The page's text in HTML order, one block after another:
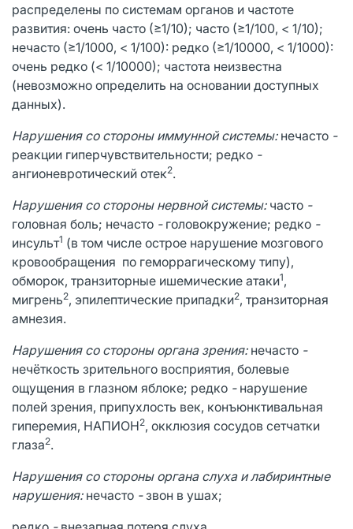
распределены по системам органов и частоте
развития: очень часто (≥1/10); часто (≥1/100, < 1/10);
нечасто (≥1/1000, < 1/100): редко (≥1/10000, < 1/1000):
очень редко (< 1/10000); частота неизвестна
(невозможно определить на основании доступных
данных).
Нарушения со стороны иммунной системы: нечасто -
реакции гиперчувствительности; редко -
ангионевротический отек2.
Нарушения со стороны нервной системы: часто -
головная боль; нечасто - головокружение; редко -
инсульт1 (в том числе острое нарушение мозгового
кровообращения по геморрагическому типу),
обморок, транзиторные ишемические атаки1,
мигрень2, эпилептические припадки2, транзиторная
амнезия.
Нарушения со стороны органа зрения: нечасто -
нечёткость зрительного восприятия, болевые
ощущения в глазном яблоке; редко -нарушение
полей зрения, припухлость век, конъюнктивальная
гиперемия, НАПИОН2, окклюзия сосудов сетчатки
глаза2.
Нарушения со стороны органа слуха и лабиринтные
нарушения: нечасто -звон в ушах;